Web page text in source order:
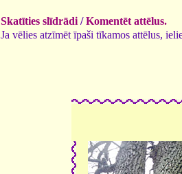
Skatīties slīdrādi /Komentēt attēlus.
Ja vēlies atzīmēt īpaši tīkamos attēlus,